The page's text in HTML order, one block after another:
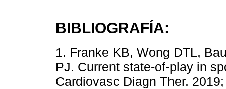
BIBLIOGRAFÍA:
1. Franke KB, Wong DTL,
PJ. Current state-of-play in
Cardiovasc Diagn Ther.